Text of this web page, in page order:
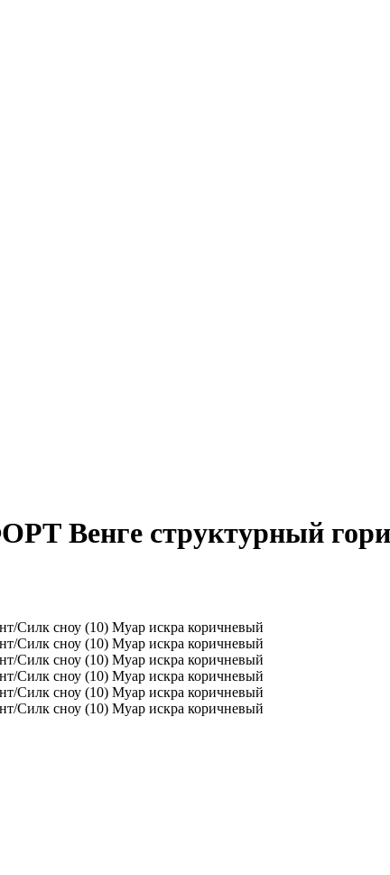
Венге структурный